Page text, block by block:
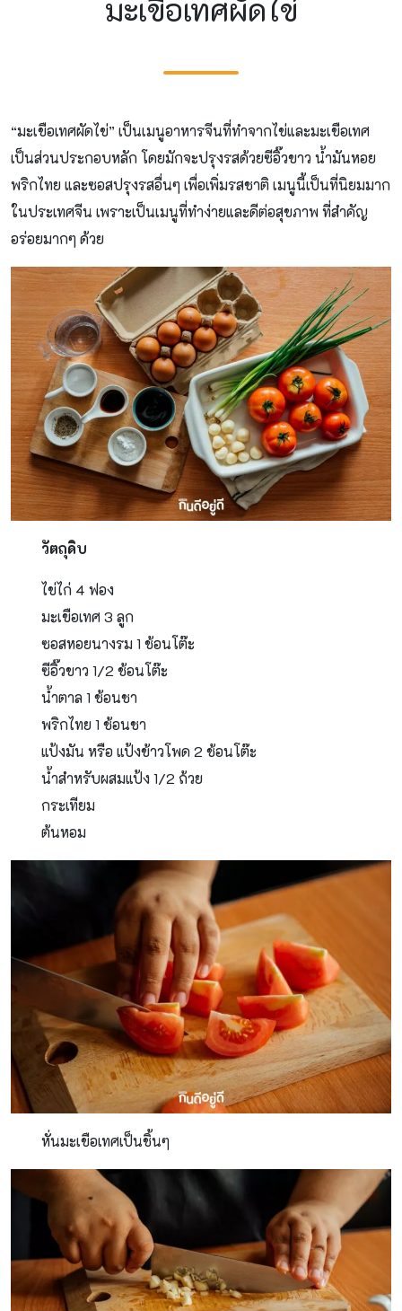
มะเขือเทศผัดไข่
“มะเขือเทศผัดไข่” เป็นเมนูอาหารจีนที่ทำจากไข่และมะเขือเทศ
เป็นส่วนประกอบหลัก โดยมักจะปรุงรสด้วยซีอิ๊วขาว น้ำมันหอย
พริกไทย และซอสปรุงรสอื่นๆ เพื่อเพิ่มรสชาติ เมนูนี้เป็นที่นิยมมาก
ในประเทศจีน เพราะเป็นเมนูที่ทำง่ายและดีต่อสุขภาพ ที่สำคัญ
อร่อยมากๆ ด้วย
วัตถุดิบ
ไข่ไก่ 4 ฟอง
มะเขือเทศ 3 ลูก
ซอสหอยนางรม 1 ช้อนโต๊ะ
ซีอิ๊วขาว 1/2 ช้อนโต๊ะ
น้ำตาล 1 ช้อนชา
พริกไทย 1 ช้อนชา
แป้งมัน หรือ แป้งข้าวโพด 2 ช้อนโต๊ะ
น้ำสำหรับผสมแป้ง 1/2 ถ้วย
กระเทียม
ต้นหอม
หั่นมะเขือเทศเป็นชิ้นๆ